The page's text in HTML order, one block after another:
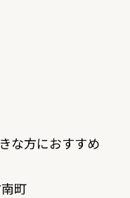
な方におすすめ
町